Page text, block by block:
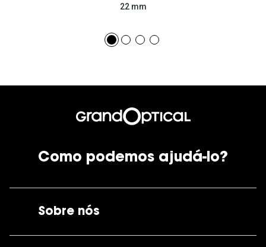
22 mm
Como podemos ajudá-lo?
Sobre nós